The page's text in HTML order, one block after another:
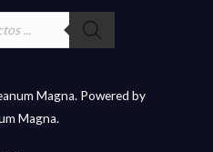
Magna. Powered by
Magna.